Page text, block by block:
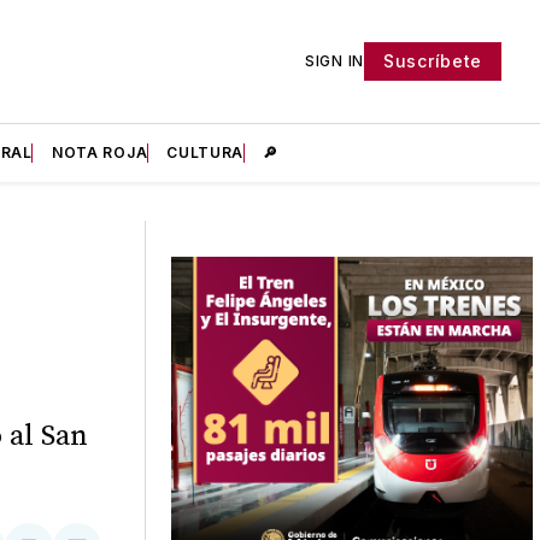
SIGN IN Suscríbete
NOTA ROJA CULTURA 🔎
San